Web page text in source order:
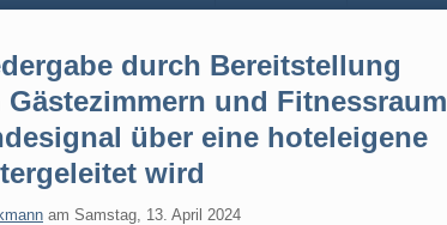
durch Bereitstellung
und Fitnessraum
über eine hoteleigene
wird
am Samstag, 13. April 2024